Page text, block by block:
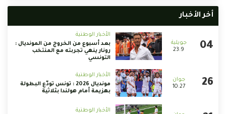
أخر الأخبار
23:9
الأخبار الوطنية
بعد أسبوع من الخروج من المونديال :
رونار ينهي تجربته مع المنتخب
التونسي
10:27
الأخبار الوطنية
مونديال 2026 : تونس تودّع البطولة
بهزيمة أمام هولندا بثلاثية
الأخبار الوطنية